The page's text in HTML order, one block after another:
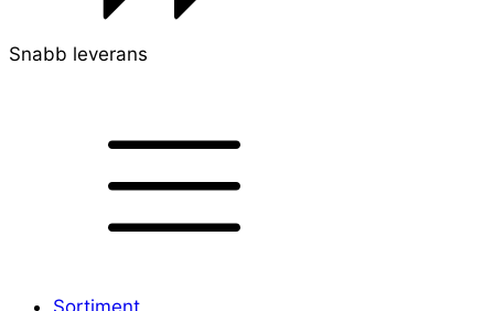
Snabb leverans
Sortiment